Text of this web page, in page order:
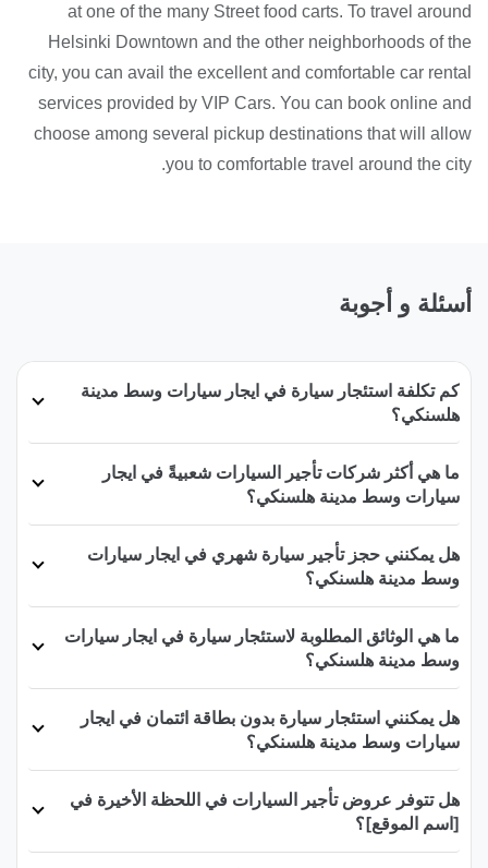
at one of the many Street food carts. To travel around
Helsinki Downtown and the other neighborhoods of the
city, you can avail the excellent and comfortable car rental
services provided by VIP Cars. You can book online and
choose among several pickup destinations that will allow
you to comfortable travel around the city.
أسئلة و أجوبة
كم تكلفة استئجار سيارة في ايجار سيارات وسط مدينة
هلسنكي؟
ما هي أكثر شركات تأجير السيارات شعبيةً في ايجار
سيارات وسط مدينة هلسنكي؟
هل يمكنني حجز تأجير سيارة شهري في ايجار سيارات
وسط مدينة هلسنكي؟
ما هي الوثائق المطلوبة لاستئجار سيارة في ايجار سيارات
وسط مدينة هلسنكي؟
هل يمكنني استئجار سيارة بدون بطاقة ائتمان في ايجار
سيارات وسط مدينة هلسنكي؟
هل تتوفر عروض تأجير السيارات في اللحظة الأخيرة في
[اسم الموقع]؟